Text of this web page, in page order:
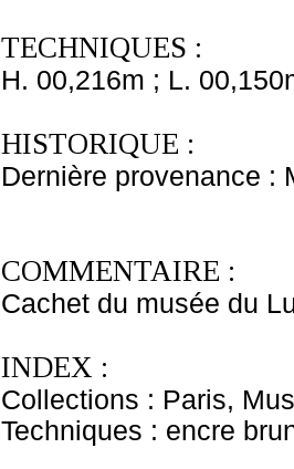
TECHNIQUES :
H. 00,216m ; L.
HISTORIQUE :
Dernière provenance :
COMMENTAIRE :
Cachet du musée du
INDEX :
Collections : Paris,
Techniques : encre